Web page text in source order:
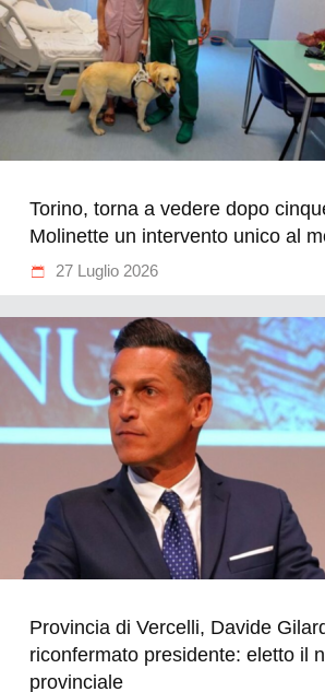
Torino, torna a vedere dopo
Molinette un intervento unico al
27 Luglio 2026
Provincia di Vercelli, Davide
riconfermato presidente: eletto il
provinciale